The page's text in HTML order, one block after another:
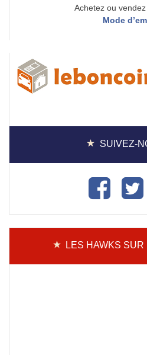
Achetez ou
Mode
SUIVEZ-
LES HAWKS SUR